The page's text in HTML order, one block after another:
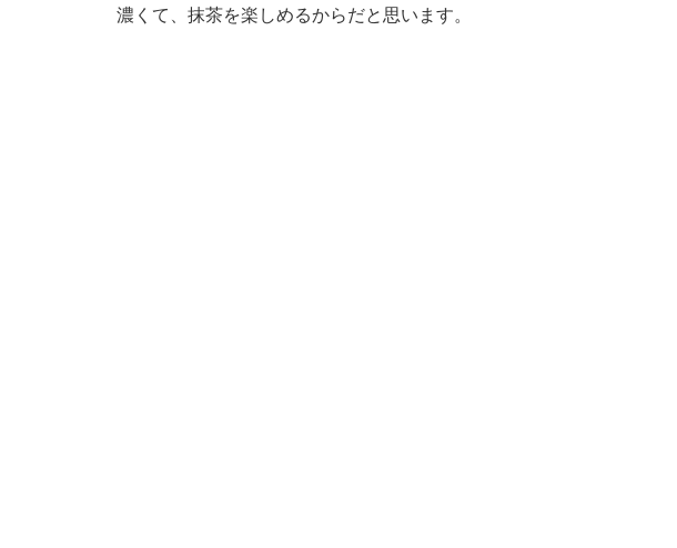
濃くて、抹茶を楽しめるからだと思います。